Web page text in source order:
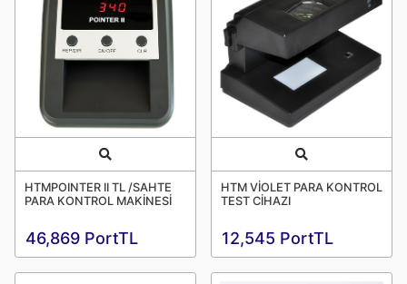
Quick View
HTMPOINTER II TL /SAHTE
PARA KONTROL MAKİNESİ
46,869 PortTL
Quick View
HTM VİOLET PARA KONTROL
TEST CİHAZI
12,545 PortTL